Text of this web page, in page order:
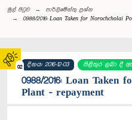
02
මුල් පිටුව
පාර්ලි‌මේන්තු‌ ප්‍රශ්න
0988/2016: Loan Taken for Norochcholai
දිනය: 2016-12-03 පිළිතුර ලබා දී
0988/2016: Loan Taken
Plant - repayment